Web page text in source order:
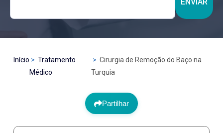
Início
Tratamento
Médico
Cirurgia de Remoção do Baço na
Turquia
Partilhar